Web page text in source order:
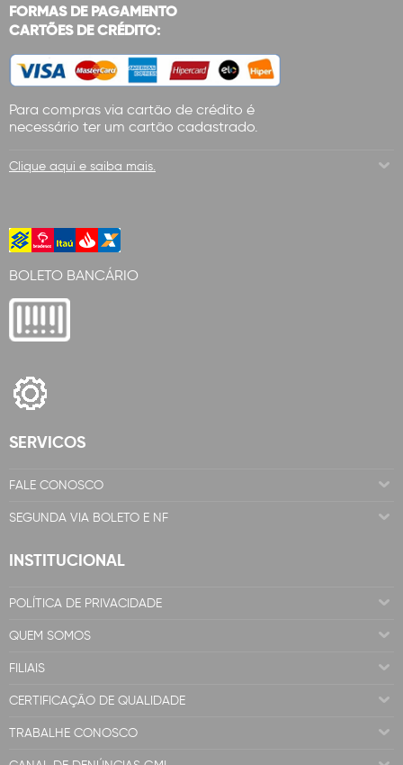
FORMAS DE PAGAMENTO
CARTÕES DE CRÉDITO:
Para compras via cartão de crédito é
necessário ter um cartão cadastrado.
Clique aqui e saiba mais.
BOLETO BANCÁRIO
SERVICOS
FALE CONOSCO
SEGUNDA VIA BOLETO E NF
INSTITUCIONAL
POLÍTICA DE PRIVACIDADE
QUEM SOMOS
FILIAIS
CERTIFICAÇÃO DE QUALIDADE
TRABALHE CONOSCO